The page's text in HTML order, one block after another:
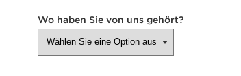
Wo haben Sie von uns gehört?